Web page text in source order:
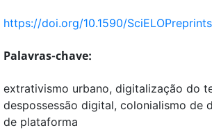
https://doi.org/10.1590/
Palavras-chave:
extrativismo urbano, digitalização do
despossessão digital, colonialismo de
de plataforma